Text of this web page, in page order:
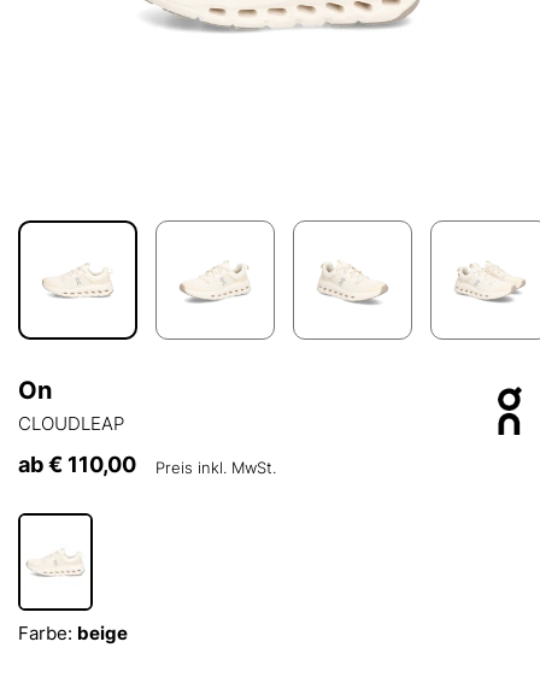
On
CLOUDLEAP
ab€ 110,00 Preis inkl. MwSt.
Farbe: beige